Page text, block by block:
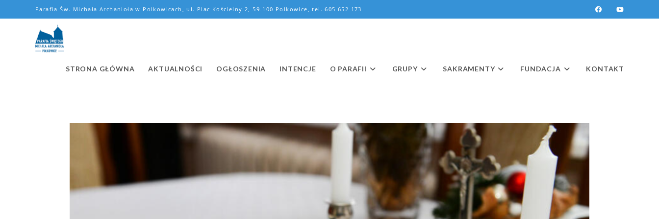
Parafia Św. Michała Archanioła w Polkowicach, ul. Plac Kościelny 2, 59-100 Polkowice, tel. 605 652 173
STRONA GŁÓWNA AKTUALNOŚCI OGŁOSZENIA INTENCJE O PARAFII GRUPY SAKRAMENTY FUNDACJA KONTAKT